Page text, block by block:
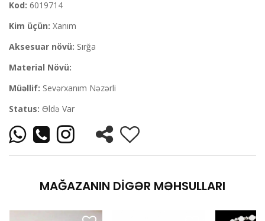
Kod: 6019714
Kim üçün: Xanım
Aksesuar növü: Sırğa
Material Növü:
Müəllif: Sevərxanım Nəzərli
Status: Əldə Var
MAĞAZANIN DIGƏR MƏHSULLARI